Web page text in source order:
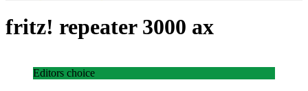
fritz! repeater 3000 ax
Editors choice